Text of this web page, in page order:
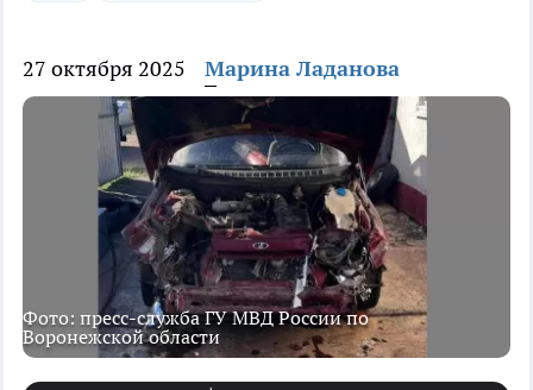
27 октября 2025 Марина Ладанова
Фото: пресс-служба ГУ МВД России по
Воронежской области